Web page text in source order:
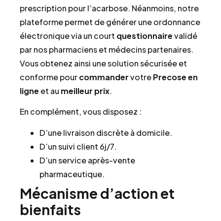
prescription pour l’acarbose. Néanmoins, notre
plateforme permet de générer une ordonnance
électronique via un court questionnairevalidé
par nos pharmaciens et médecins partenaires.
Vous obtenez ainsi une solution sécurisée et
conforme pourcommandervotrePrecoseen
ligne et au meilleur prix.
En complément, vous disposez :
D’une livraison discrète à domicile.
D’un suivi client 6j/7.
D’un service après-vente
pharmaceutique.
Mécanisme d’action et
bienfaits